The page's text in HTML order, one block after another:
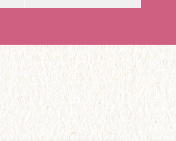
四葉ストーリー記事一覧